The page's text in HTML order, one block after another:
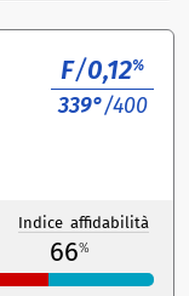
F/0,12%
339°/400
Indice affidabilità
66%